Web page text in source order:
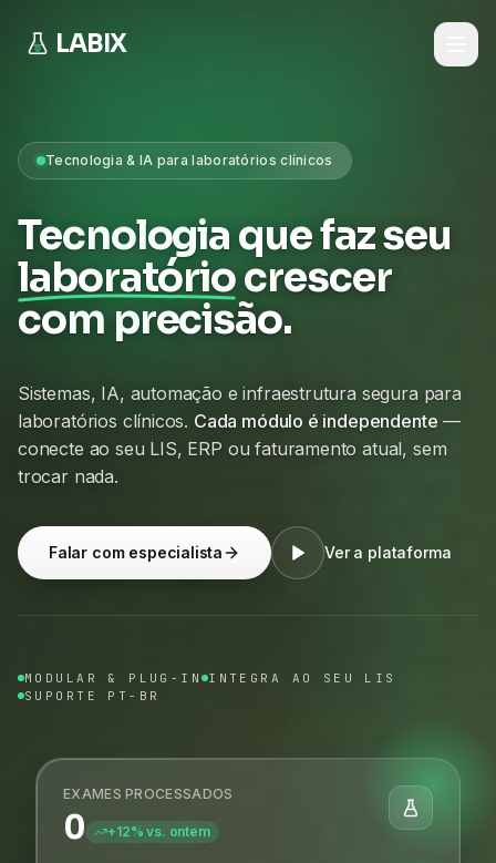
LABIX
Tecnologia & IA para laboratórios clínicos
Tecnologia que faz seu
laboratóriocrescer
com precisão.
Sistemas, IA, automação e infraestrutura segura para
laboratórios clínicos. Cada módulo é independente —
conecte ao seu LIS, ERP ou faturamento atual, sem
trocar nada.
Falar com especialista Ver a plataforma
MODULAR & PLUG-IN INTEGRA AO SEU LIS
SUPORTE PT-BR
EXAMES PROCESSADOS
0 +12% vs. ontem